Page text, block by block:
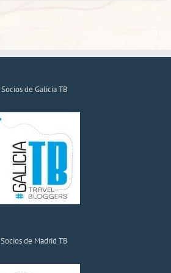
Socios de Galicia TB
Socios de Madrid TB